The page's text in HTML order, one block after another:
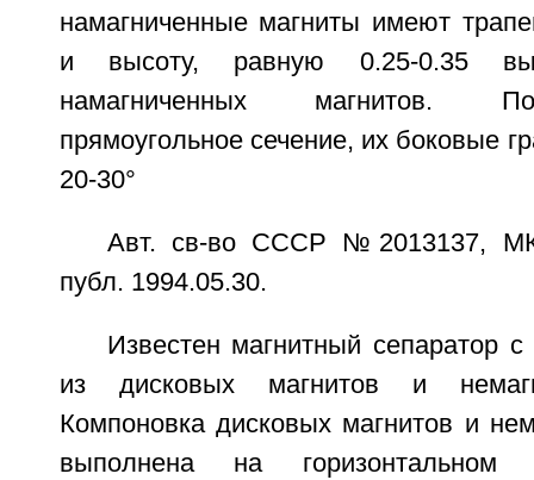
намагниченные магниты имеют
и высоту, равную 0.25-0.35
намагниченных магнитов.
прямоугольное сечение, их боковые
20-30°
Авт. св-во СССР №2013137,
публ. 1994.05.30.
Известен магнитный сепаратор с
из дисковых магнитов и
Компоновка дисковых магнитов и
выполнена на горизонтальном